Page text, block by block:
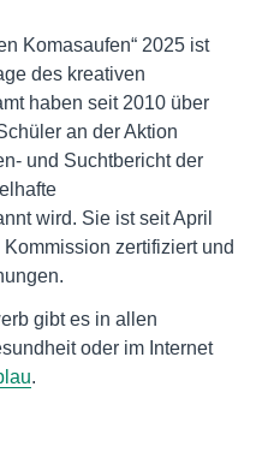
Komasaufen“ 2025 ist
des kreativen
haben seit 2010 über
an der Aktion
und Suchtbericht der
wird. Sie ist seit April
zertifiziert und
gibt es in allen
oder im Internet
.